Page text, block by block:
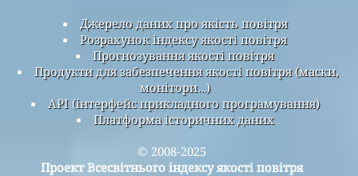
Джерело даних про якість повітря
Розрахунок індексу якості повітря
Прогнозування якості повітря
Продукти для забезпечення якості повітря (маски,
монітори…)
API (інтерфейс прикладного програмування)
Платформа історичних даних
© 2008-2025
Проект Всесвітнього індексу якості повітря